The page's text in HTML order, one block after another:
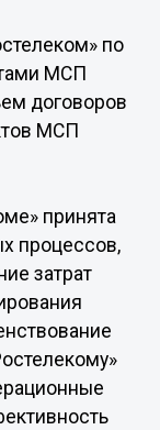
по
МСП
договоров
МСП
принята
процессов,
затрат